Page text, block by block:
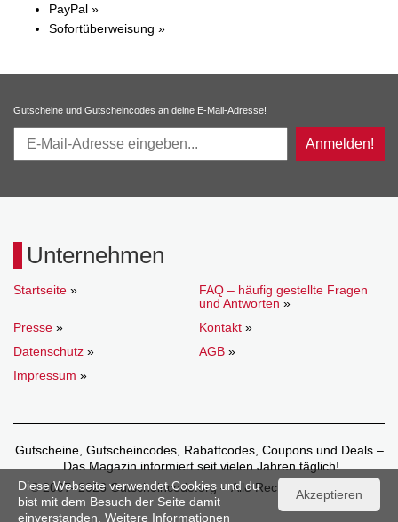
PayPal »
Sofortüberweisung »
Gutscheine und Gutscheincodes an deine E-Mail-Adresse!
Anmelden!
Unternehmen
Startseite »
FAQ – häufig gestellte Fragen
und Antworten »
Presse » Kontakt »
Datenschutz » AGB »
Impressum »
Gutscheine, Gutscheincodes, Rabattcodes, Coupons und Deals –
Das Magazin informiert seit vielen Jahren täglich!
© 2007–2026 Gutscheincode.org – Alle Rechte vorbehalten.
Diese Webseite verwendet Cookies und du
bist mit dem Besuch der Seite damit
einverstanden. Weitere Informationen
Akzeptieren